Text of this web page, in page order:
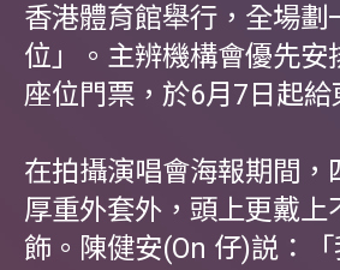
香港體育館舉行，全場
位」。主辨機構會優先
座位門票，於6月7日起
在拍攝演唱會海報期間
厚重外套外，頭上更戴
飾。陳健安(On 仔)説：